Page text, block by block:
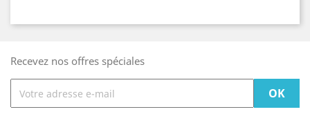
Recevez nos offres spéciales